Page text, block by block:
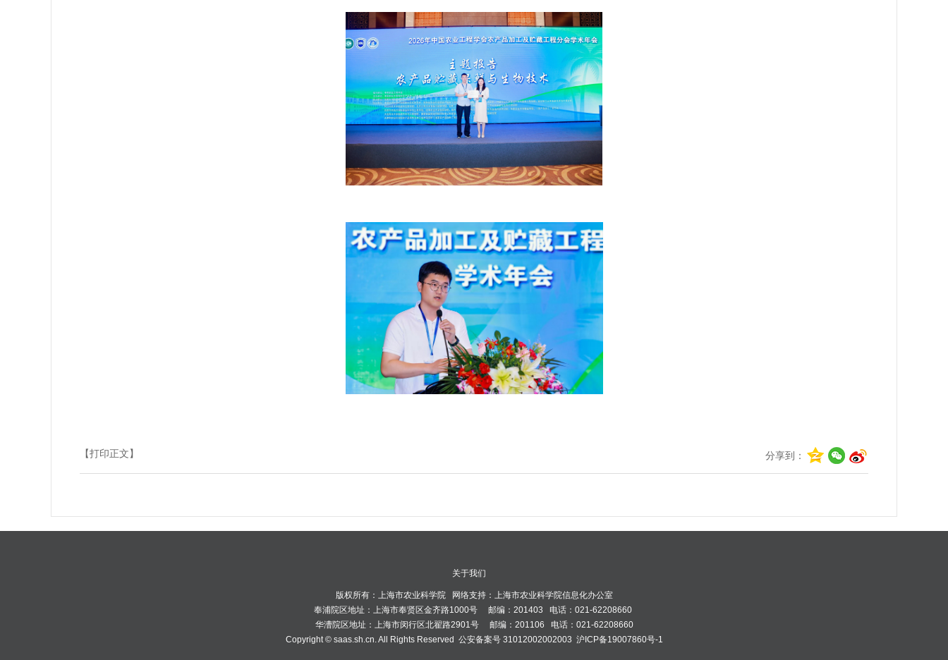
分享到：
【打印正文】
关于我们
版权所有：上海市农业科学院 网络支持：上海市农业科学院信息化办公室
奉浦院区地址：上海市奉贤区金齐路1000号 邮编：201403 电话：021-62208660
华漕院区地址：上海市闵行区北翟路2901号 邮编：201106 电话：021-62208660
Copyright © saas.sh.cn. All Rights Reserved 公安备案号 31012002002003 沪ICP备19007860号-1